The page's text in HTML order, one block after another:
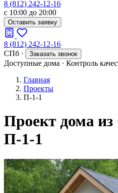
8 (812) 242-12-16
с 10:00 до 20:00
Оставить заявку
8 (812) 242-12-16
СПб · Заказать звонок
Доступные дома · Контроль
Главная
Проекты
П-1-1
Проект дома
П-1-1